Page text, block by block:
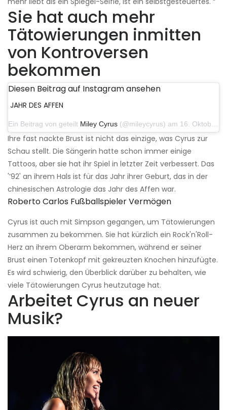
Sie hat auch mehr
Tätowierungen inmitten
von Kontroversen
bekommen
Diesen Beitrag auf Instagram ansehen
JAHR DES AFFEN
Ein Beitrag von geteilt Miley Cyrus (@mileycyrus) am 16. Oktober 2019 um 19:04 Uhr PDT
Ihre fast nackte Brust ist nicht das einzige, was Cyrus zur
Schau stellt. Die Sängerin hatte schon immer einige
Tattoos, aber sie hat ihr Spiel in letzter Zeit verbessert. Das
'’92' an ihrem Hals ist für das Jahr ihrer Geburt, das in der
chinesischen Astrologie das Jahr des Affen war.
Roberto Carlos Fußballspieler Vermögen
Cyrus ist auch mit Simpson gegangen, um Tätowierungen
zusammen zu bekommen. Sie hat kürzlich ein Rock'n'Roll-
Herz an ihrem Oberarm bekommen, während er seiner
Brust einen Totenkopf mit gekreuzten Knochen hinzufügte.
Es wird schwierig, den Überblick darüber zu behalten, wie
viele Tätowierungen Cyrus heutzutage hat.
Arbeitet Cyrus an neuer
Musik?